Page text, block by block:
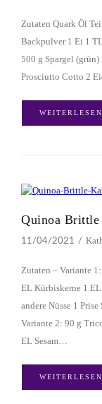
Zutaten Quark Öl
Backpulver 1 Ei 1
500 g Spargel (grün)
Prosciutto Cotto 2
WEITERLESEN
Quinoa Brittle
11/04/2021
Zutaten – Variante
EL Kürbiskerne 1 EL
andere Nüsse 1
Variante 2: 90 g
EL Sesam…
WEITERLESEN